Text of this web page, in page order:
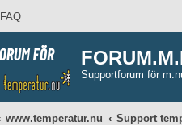
FAQ
Supportforum för
www.temperatur.nu Support